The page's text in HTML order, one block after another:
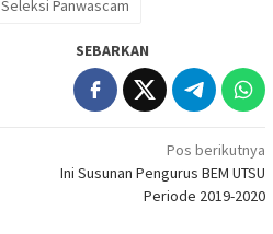
Seleksi Panwascam
SEBARKAN
Pos berikutnya
Ini Susunan Pengurus BEM UTSU
Periode 2019-2020